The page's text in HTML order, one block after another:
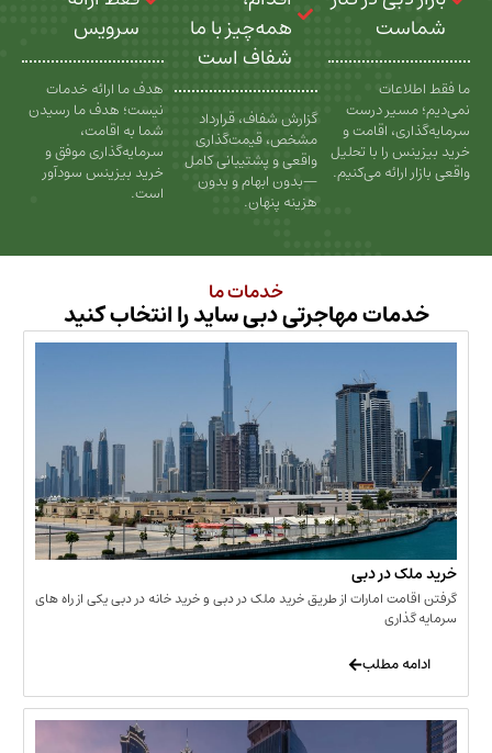
درست
اقامت و
با تحلیل
می‌کنیم.
همه‌چیز با ما
شفاف است
گزارش شفاف، قرارداد
مشخص، قیمت‌گذاری
واقعی و پشتیبانی کامل
—بدون ابهام و بدون
سرویس
هدف ما ارائه خدمات
نیست؛ هدف ما رسیدن
شما به اقامت،
سرمایه‌گذاری موفق و
خرید بیزینس سودآور
است.
مهاجرتی دبی ساید را انتخاب کنید
در دبی
امارات از طریق خرید ملک در دبی و خرید خانه در دبی یکی از راه های